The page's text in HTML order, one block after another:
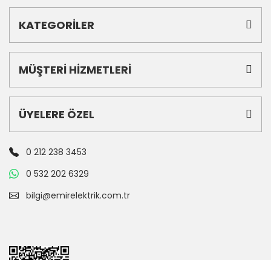
KATEGORİLER
MÜŞTERİ HİZMETLERİ
ÜYELERE ÖZEL
0 212 238 3453
0 532 202 6329
bilgi@emirelektrik.com.tr